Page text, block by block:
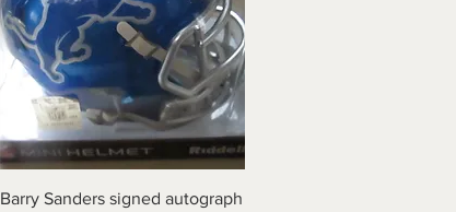
Vista rapida
Barry Sanders signed autograph